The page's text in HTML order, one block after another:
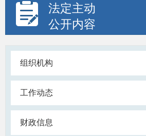
法定主动
公开内容
组织机构
工作动态
财政信息